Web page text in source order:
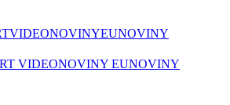
VIDEONOVINYEUNOVINY
VIDEONOVINY EUNOVINY